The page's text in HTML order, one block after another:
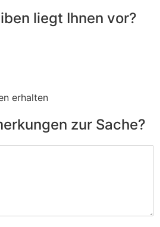
liegt Ihnen vor?
erhalten
zur Sache?